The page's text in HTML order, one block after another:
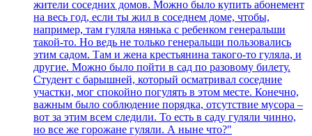
жители соседних домов. Можно было купить абонемент
на весь год, если ты жил в соседнем доме, чтобы,
например, там гуляла нянька с ребенком генеральши
такой-то. Но ведь не только генеральши пользовались
этим садом. Там и жена крестьянина такого-то гуляла, и
другие. Можно было пойти в сад по разовому билету.
Студент с барышней, который осматривал соседние
участки, мог спокойно погулять в этом месте. Конечно,
важным было соблюдение порядка, отсутствие мусора –
вот за этим всем следили. То есть в саду гуляли чинно,
но все же горожане гуляли. А ныне что?"